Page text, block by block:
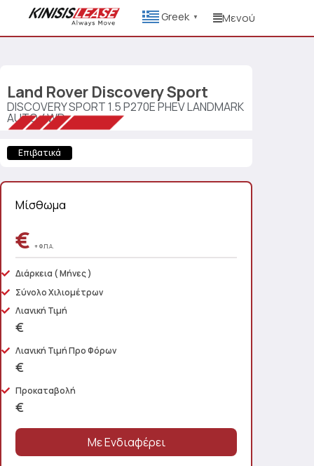
Greek ▼ Μενού
Land Rover Discovery Sport
DISCOVERY SPORT 1.5 P270E PHEV LANDMARK
AUTO 4WD
Επιβατικά
Μίσθωμα
€ + Φ.Π.Α.
Διάρκεια ( Μήνες )
Σύνολο Χιλιομέτρων
Λιανική Τιμή
€
Λιανική Τιμή Προ Φόρων
€
Προκαταβολή
€